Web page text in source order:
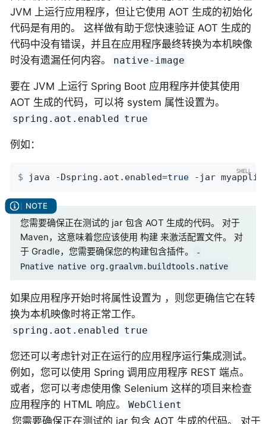
JVM 上运行应用程序，但让它使用 AOT 生成的初始化
代码是有用的。 这样做有助于您快速验证 AOT 生成的
代码中没有错误，并且在应用程序最终转换为本机映像
时没有遗漏任何内容。
native-image
要在 JVM 上运行 Spring Boot 应用程序并使其使用
AOT 生成的代码，可以将 system 属性设置为。
spring.aot.enabled true
例如：
$ java -Dspring.aot.enabled=true -jar
您需要确保正在测试的 jar 包含 AOT 生成的代码。 对于
Maven，这意味着您应该使用 构建 来激活配置文件。 对
于 Gradle，您需要确保您的构建包含插件。
-
Pnative native org.graalvm.buildtools.native
如果应用程序开始时将属性设置为 ，则您更确信它在转
换为本机映像时将正常工作。
spring.aot.enabled true
您还可以考虑针对正在运行的应用程序运行集成测试。
例如，您可以使用 Spring 调用应用程序 REST 端点。
或者，您可以考虑使用像 Selenium 这样的项目来检查
应用程序的 HTML 响应。
WebClient
您需要确保正在测试的 jar 包含 AOT 生成的代码。 对于